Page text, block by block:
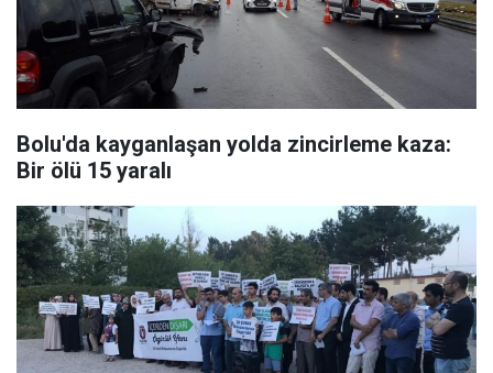
Bolu'da kayganlaşan yolda zincirleme kaza:
Bir ölü 15 yaralı